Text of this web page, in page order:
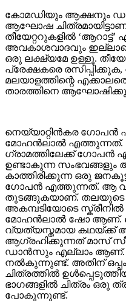
കോമഡിയും ആക്ഷനും
ആഘോഷ
തീയേറ്ററുകളിൽ
അവകാശവാദവും
ഒരു ലക്ഷ്യമേ ഉള്ളൂ.
പ്രേക്ഷകരെ രസിപ്പിക്കുക,
മലയാളത്തിന്റെ
താരത്തിനെ
നെയ്യാറ്റിൻകര ഗോപൻ
മോഹൻലാൽ എത്തുന്നത്.
ഗ്രാമത്തിലേക്ക് ഗോപൻ
ഉണ്ടാകുന്ന സംഭവങ്ങളും
കാത്തിരിക്കുന്ന ഒരു
ഗോപൻ എത്തുന്നത്. ആ
തുടങ്ങുകയാണ്. തലയുടെ
അകമ്പടിയോടെ
മോഹൻലാൽ ഷോ ആണ്.
വ്യത്യസ്തമായ കഥയ്ക്ക്
ആഗ്രഹിക്കുന്നത് മാസ്
ഡാൻസും എല്ലാം ആണ്.
നൽകുന്നുണ്ട്. അതിന് ഒപ്പം
ചിത്രത്തിൽ
ഭാഗങ്ങളിൽ ചിത്രം ഒരു
പോകുന്നുണ്ട്.